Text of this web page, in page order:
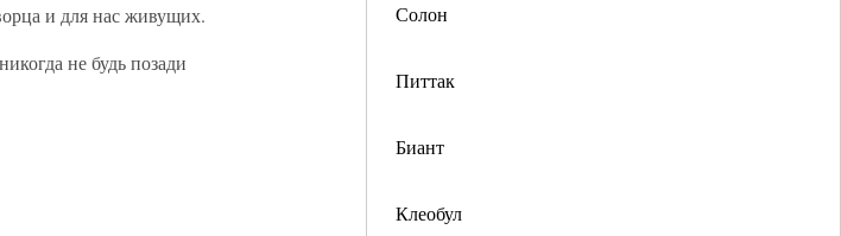
Солон
Питтак
Биант
Клеобул
и для нас живущих.
не будь позади